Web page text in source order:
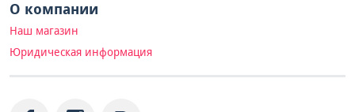
О компании
Наш магазин
Юридическая информация